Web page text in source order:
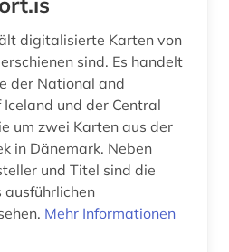
chinesische medizin (1)
digitalisierte Karten von
sind. Es handelt
der National and
und der Central
um zwei Karten aus der
in Dänemark. Neben
und Titel sind die
ausführlichen
Mehr Informationen